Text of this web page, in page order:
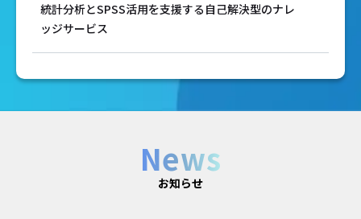
統計分析とSPSS活用を支援する自己解決型のナレ
ッジサービス
News
お知らせ